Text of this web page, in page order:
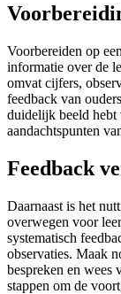
Voorbereiden op
informatie over de
omvat cijfers,
feedback van
duidelijk beeld hebt
aandachtspunten
Feedback
Daarnaast is het
overwegen voor
systematisch
observaties. Maak
bespreken en wees
stappen om de